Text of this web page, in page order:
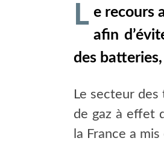
L e recours
afin
des
Le secteur
de gaz à effet
la France a